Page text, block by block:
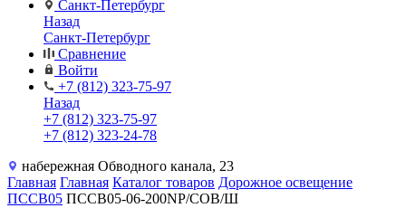
Санкт-Петербург
Назад
Санкт-Петербург
Сравнение
Войти
+7 (812) 323-75-97
Назад
+7 (812) 323-75-97
+7 (812) 323-24-78
набережная Обводного канала, 23
Главная Главная Каталог товаров Дорожное освещение
ПССВ05 ПССВ05-06-200NP/COB/Ш